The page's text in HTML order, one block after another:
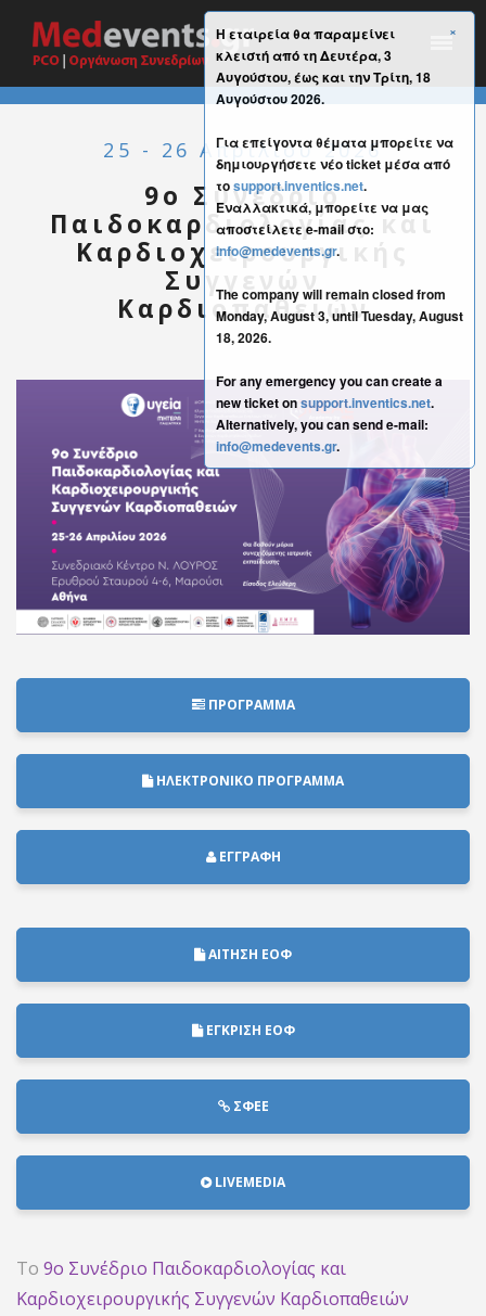
25 - 26 Απριλίου 2026
9ο Συνέδριο
Παιδοκαρδιολογίας και
Καρδιοχειρουργικής
Συγγενών
Καρδιοπαθειών
ΠΡΟΓΡΑΜΜΑ
ΗΛΕΚΤΡΟΝΙΚΟ ΠΡΟΓΡΑΜΜΑ
ΕΓΓΡΑΦΗ
ΑΙΤΗΣΗ ΕΟΦ
ΕΓΚΡΙΣΗ ΕΟΦ
ΣΦΕΕ
LIVEMEDIA
Το 9ο Συνέδριο Παιδοκαρδιολογίας και
Καρδιοχειρουργικής Συγγενών Καρδιοπαθειών
×
Η εταιρεία θα παραμείνει
κλειστή από τη Δευτέρα, 3
Αυγούστου, έως και την Τρίτη, 18
Αυγούστου 2026.
Για επείγοντα θέματα μπορείτε να
δημιουργήσετε νέο ticket μέσα από
τοsupport.inventics.net.
Εναλλακτικά, μπορείτε να μας
αποστείλετε e-mail στο:
info@medevents.gr.
The company will remain closed from
Monday, August 3, until Tuesday, August
18, 2026.
For any emergency you can create a
new ticket onsupport.inventics.net.
Alternatively, you can send e-mail:
info@medevents.gr.